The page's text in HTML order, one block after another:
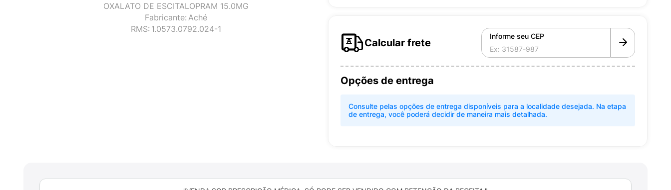
OXALATO DE ESCITALOPRAM 15.0MG
Fabricante: Aché
RMS: 1.0573.0792.024-1
Calcular frete
Informe seu CEP
Opções de entrega
Consulte pelas opções de entrega disponíveis para a localidade desejada. Na etapa
de entrega, você poderá decidir de maneira mais detalhada.